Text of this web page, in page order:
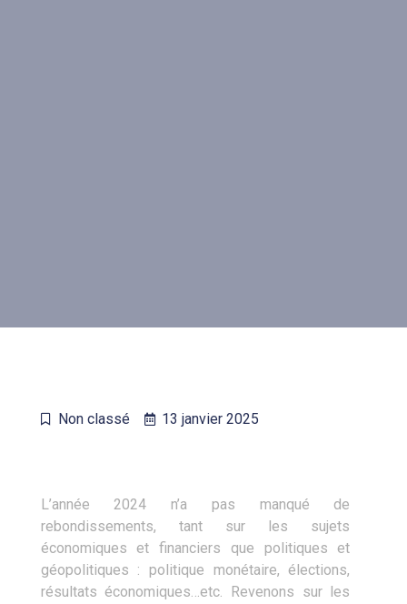
Non classé 13 janvier 2025
L’année 2024 n’a pas manqué de
rebondissements, tant sur les sujets
économiques et financiers que politiques et
géopolitiques : politique monétaire, élections,
résultats économiques…etc. Revenons sur les